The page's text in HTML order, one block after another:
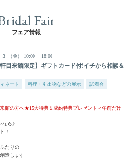
Fair
フェア情報
３ （金） 10:00 18:00
目来館限定】ギフトカード付!イチから相談＆
ネート 料理・引出物などの展示 試着会
館の方へ★15大特典＆成約特典プレゼント＜午前だけ
ら》
！
たりの
造します